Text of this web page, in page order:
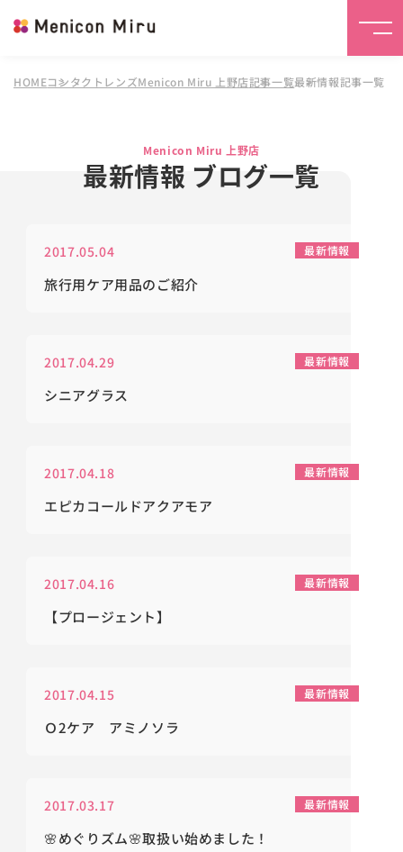
HOMEコンタクトレンズMenicon Miru 上野店記事一覧最新情報記事一覧
Menicon Miru 上野店
最新情報 ブログ一覧
2017.05.04 最新情報
旅行用ケア用品のご紹介
2017.04.29 最新情報
シニアグラス
2017.04.18 最新情報
エピカコールドアクアモア
2017.04.16 最新情報
【プロージェント】
2017.04.15 最新情報
Ｏ2ケア アミノソラ
2017.03.17 最新情報
🌸めぐりズム🌸取扱い始めました！